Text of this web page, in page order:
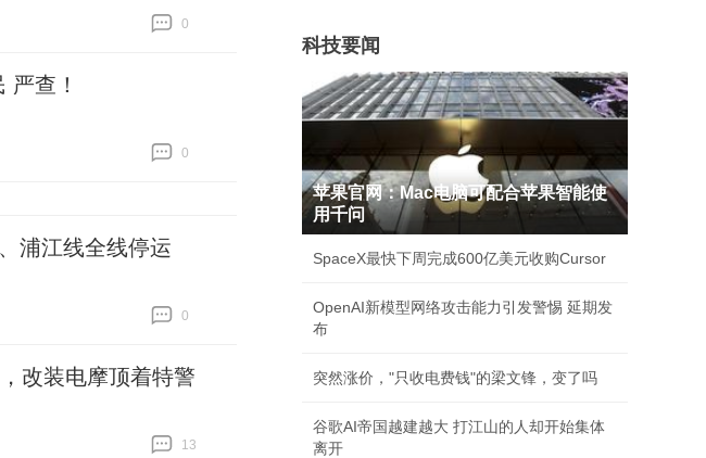
0
查！
0
浦江线全线停运
0
改装电摩顶着特警
13
科技要闻
苹果官网：Mac电脑可配合苹果智能使
用千问
SpaceX最快下周完成600亿美元收购Cursor
OpenAI新模型网络攻击能力引发警惕 延期发
布
突然涨价，"只收电费钱"的梁文锋，变了吗
谷歌AI帝国越建越大 打江山的人却开始集体
离开